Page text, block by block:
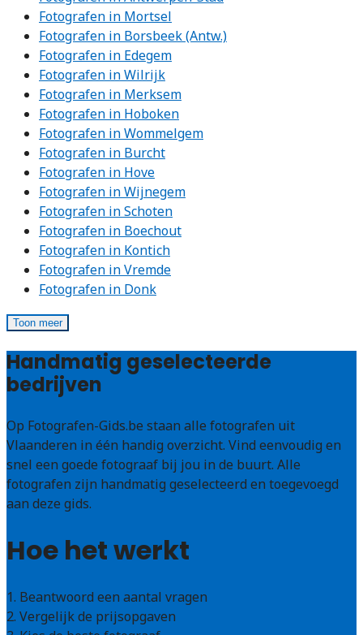
Fotografen in Mortsel
Fotografen in Borsbeek (Antw.)
Fotografen in Edegem
Fotografen in Wilrijk
Fotografen in Merksem
Fotografen in Hoboken
Fotografen in Wommelgem
Fotografen in Burcht
Fotografen in Hove
Fotografen in Wijnegem
Fotografen in Schoten
Fotografen in Boechout
Fotografen in Kontich
Fotografen in Vremde
Fotografen in Donk
Toon meer
Handmatig geselecteerde
bedrijven
Op Fotografen-Gids.be staan alle fotografen uit
Vlaanderen in één handig overzicht. Vind eenvoudig en
snel een goede fotograaf bij jou in de buurt. Alle
fotografen zijn handmatig geselecteerd en toegevoegd
aan deze gids.
Hoe het werkt
1. Beantwoord een aantal vragen
2. Vergelijk de prijsopgaven